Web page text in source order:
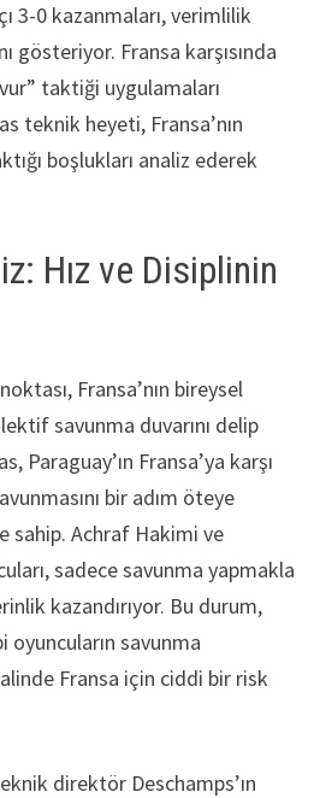
3-0 kazanmaları, verimlilik
gösteriyor. Fransa karşısında
taktiği uygulamaları
teknik heyeti, Fransa’nın
boşlukları analiz ederek
Hız ve Disiplinin
Fransa’nın bireysel
savunma duvarını delip
Paraguay’ın Fransa’ya karşı
bir adım öteye
sahip. Achraf Hakimi ve
sadece savunma yapmakla
kazandırıyor. Bu durum,
oyuncuların savunma
Fransa için ciddi bir risk
direktör Deschamps’ın